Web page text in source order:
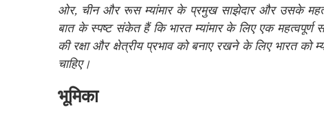
ओर, चीन और रूस म्यांमार के प्रमुख साझेदार और उसके
बात के स्पष्ट संकेत हैं कि भारत म्यांमार के लिए एक महत्वपूर्ण
की रक्षा और क्षेत्रीय प्रभाव को बनाए रखने के लिए भारत
चाहिए।
भूमिका